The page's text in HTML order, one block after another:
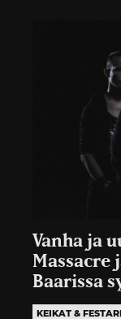
Vanha ja
Massacre
Baarissa
KEIKAT &